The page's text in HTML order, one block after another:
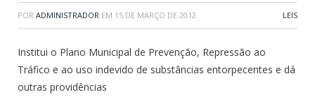
POR ADMINISTRADOR EM 15 DE MARÇO DE 2012 LEIS
Institui o Plano Municipal de Prevenção, Repressão ao
Tráfico e ao uso indevido de substâncias entorpecentes e dá
outras providências